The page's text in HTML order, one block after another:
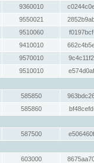
9360010
9550021
9510060
9410010
9570010
9510010
585850
585860
587500
603000